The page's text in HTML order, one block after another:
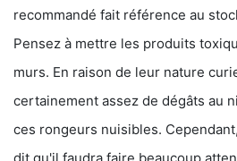
recommandé fait référence au
Pensez à mettre les produits
murs. En raison de leur nature
certainement assez de dégâts au
ces rongeurs nuisibles.
dit qu'il faudra faire beaucoup